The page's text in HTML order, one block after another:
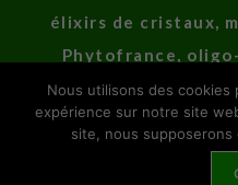
élixirs de cristaux,
Phytofrance,
compléments
essentielles,
Nous utilisons des cookies
expérience sur notre site
site, nous